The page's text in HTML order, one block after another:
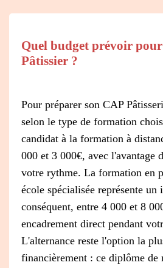
Quel budget prévoir
Pâtissier ?
Pour préparer son CAP
selon le type de formation
candidat à la formation à
000 et 3 000€, avec l'avantage
votre rythme. La formation en
école spécialisée représente un
conséquent, entre 4 000 et 8
encadrement direct pendant
L'alternance reste l'option la
financièrement : ce diplôme de